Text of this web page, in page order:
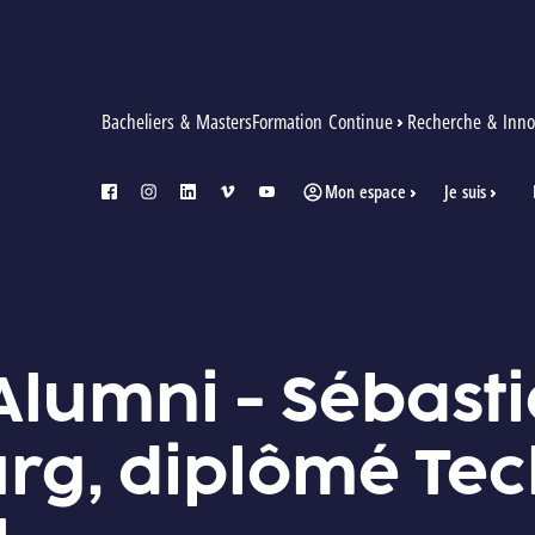
Bacheliers & MastersFormation Continue Recherche &
Mon espace Je suis
facebookinstagramlinkedinvimeo youtube
-
diplômé